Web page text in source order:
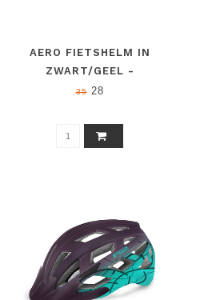
AERO FIETSHELM IN
ZWART/GEEL -
AERODYNAMISCH,
EN 1078
GECERTIFICEERD,
ANTIBACTERIEEL
3528